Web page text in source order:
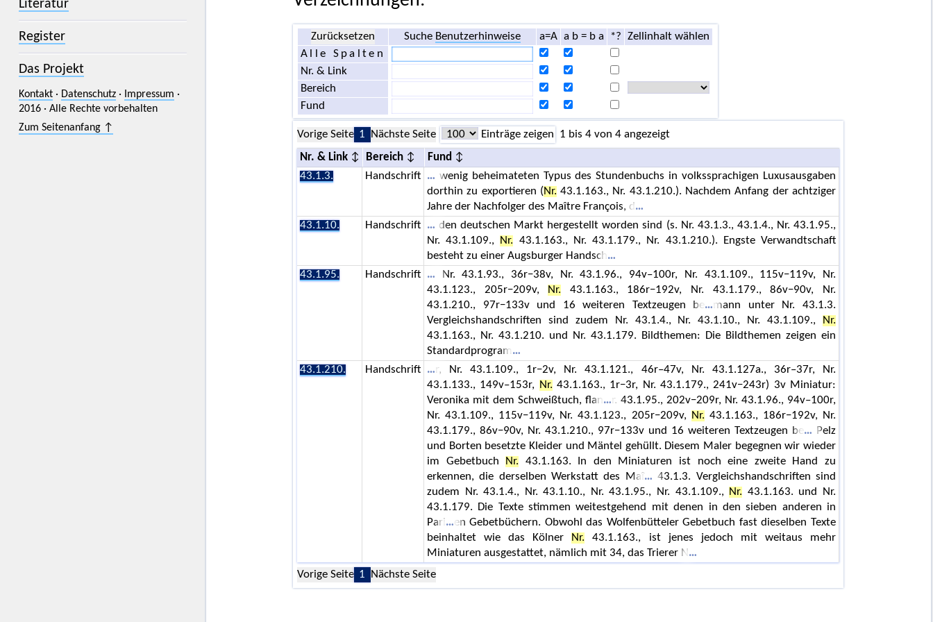
Literatur
Register
Das Projekt
Kontakt· Datenschutz· Impressum ·
2016 · Alle Rechte vorbehalten
Zum Seitenanfang ↑
Zurücksetzen Suche Benutzerhinweise a=A a b = b a *?
Zellinhalt wählen
Alle Spalten
Nr. & Link
Bereich
Fund
Vorige Seite 1 Nächste Seite Einträge zeigen 1 bis 4 von 4 angezeigt
Nr. & Link Bereich
Fund
43.1.3.
Handschrift
wenig beheimateten Typus des Stundenbuchs in volkssprachigen Luxusausgaben
dorthin zu exportieren (Nr. 43.1.163., Nr. 43.1.210.). Nachdem Anfang der achtziger
Jahre der Nachfolger des Maître François, d
43.1.10.
Handschrift
den deutschen Markt hergestellt worden sind (s. Nr. 43.1.3., 43.1.4., Nr. 43.1.95.,
Nr. 43.1.109., Nr. 43.1.163., Nr. 43.1.179., Nr. 43.1.210.). Engste Verwandtschaft
besteht zu einer Augsburger Handsch
43.1.95.
Handschrift
Nr. 43.1.93., 36r−38v, Nr. 43.1.96., 94v–100r, Nr. 43.1.109., 115v−119v, Nr.
43.1.123., 205r−209v,
Nr. 43.1.163., 186r−192v, Nr. 43.1.179., 86v−90v, Nr.
43.1.210., 97r−133v und 16 weiteren Textzeugen be
mann unter Nr. 43.1.3.
Vergleichshandschriften sind zudem Nr. 43.1.4., Nr. 43.1.10., Nr. 43.1.109.,
Nr.
43.1.163., Nr. 43.1.210. und Nr. 43.1.179. Bildthemen: Die Bildthemen zeigen ein
Standardprogram
43.1.210.
Handschrift
r, Nr. 43.1.109., 1r−2v, Nr. 43.1.121., 46r–47v, Nr. 43.1.127a., 36r–37r, Nr.
43.1.133., 149v–153r,
Nr. 43.1.163., 1r−3r, Nr. 43.1.179., 241v−243r) 3v Miniatur:
Veronika mit dem Schweißtuch, flan
r. 43.1.95., 202v−209r, Nr. 43.1.96., 94v–100r,
Nr. 43.1.109., 115v−119v, Nr. 43.1.123., 205r−209v,
Nr. 43.1.163., 186r−192v, Nr.
43.1.179., 86v−90v, Nr. 43.1.210., 97r−133v und 16 weiteren Textzeugen be
Pelz
und Borten besetzte Kleider und Mäntel gehüllt. Diesem Maler begegnen wir wieder
im Gebetbuch
Nr. 43.1.163. In den Miniaturen ist noch eine zweite Hand zu
erkennen, die derselben Werkstatt des Maî
43.1.3. Vergleichshandschriften sind
zudem Nr. 43.1.4., Nr. 43.1.10., Nr. 43.1.95., Nr. 43.1.109.,
Nr. 43.1.163. und Nr.
43.1.179. Die Texte stimmen weitestgehend mit denen in den sieben anderen in
Pari
en Gebetbüchern. Obwohl das Wolfenbütteler Gebetbuch fast dieselben Texte
beinhaltet wie das Kölner
Nr. 43.1.163., ist jenes jedoch mit weitaus mehr
Miniaturen ausgestattet, nämlich mit 34, das Trierer N
Vorige Seite 1 Nächste Seite